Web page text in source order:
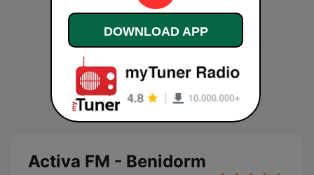
Activa FM - Benidorm
DOWNLOAD APP